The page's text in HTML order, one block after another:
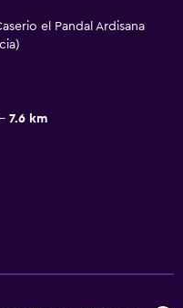
el Pandal Ardisana
7.6 km